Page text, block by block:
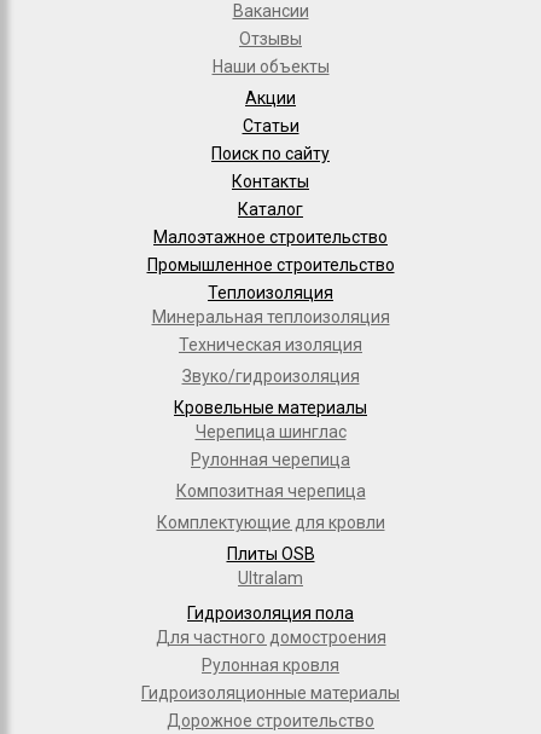
Вакансии
Отзывы
Наши объекты
Акции
Статьи
Поиск по сайту
Контакты
Каталог
Малоэтажное строительство
Промышленное строительство
Теплоизоляция
Минеральная теплоизоляция
Техническая изоляция
Звуко/гидроизоляция
Кровельные материалы
Черепица шинглас
Рулонная черепица
Композитная черепица
Комплектующие для кровли
Плиты OSB
Ultralam
Гидроизоляция пола
Для частного домостроения
Рулонная кровля
Гидроизоляционные материалы
Дорожное строительство